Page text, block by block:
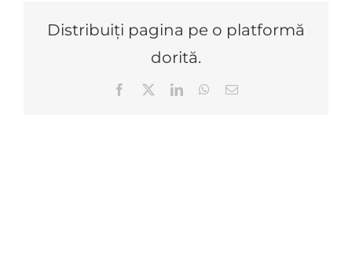
Distribuiți pagina pe o platformă
dorită.
Facebook LinkedInWhatsApp
E-